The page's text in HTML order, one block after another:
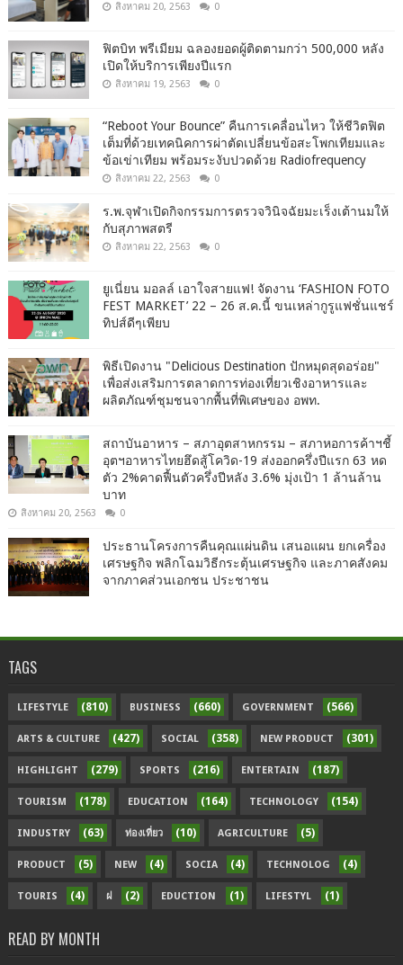
สิงหาคม 20, 2563 0
ฟิตบิท พรีเมียม ฉลองยอดผู้ติดตามกว่า 500,000 หลัง
เปิดให้บริการเพียงปีแรก
สิงหาคม 19, 2563 0
“Reboot Your Bounce” คืนการเคลื่อนไหว ให้ชีวิตฟิต
เต็มที่ด้วยเทคนิคการผ่าตัดเปลี่ยนข้อสะโพกเทียมและ
ข้อเข่าเทียม พร้อมระงับปวดด้วย Radiofrequency
สิงหาคม 22, 2563 0
ร.พ.จุฬาเปิดกิจกรรมการตรวจวินิจฉัยมะเร็งเต้านมให้
กับสุภาพสตรี
สิงหาคม 22, 2563 0
ยูเนี่ยน มอลล์ เอาใจสายแฟ! จัดงาน ‘FASHION FOTO
FEST MARKET’ 22 – 26 ส.ค.นี้ ขนเหล่ากูรูแฟชั่นแชร์
ทิปส์ดีๆเพียบ
พิธีเปิดงาน "Delicious Destination ปักหมุดสุดอร่อย"
เพื่อส่งเสริมการตลาดการท่องเที่ยวเชิงอาหารและ
ผลิตภัณฑ์ชุมชนจากพื้นที่พิเศษของ อพท.
สถาบันอาหาร – สภาอุตสาหกรรม – สภาหอการค้าฯชี้
อุตฯอาหารไทยฮึดสู้โควิด-19 ส่งออกครึ่งปีแรก 63 หด
ตัว 2%คาดฟื้นตัวครึ่งปีหลัง 3.6% มุ่งเป้า 1 ล้านล้าน
บาท
สิงหาคม 20, 2563 0
ประธานโครงการคืนคุณแผ่นดิน เสนอแผน ยกเครื่อง
เศรษฐกิจ พลิกโฉมวิธีกระตุ้นเศรษฐกิจ และภาคสังคม
จากภาคส่วนเอกชน ประชาชน
TAGS
LIFESTYLE (810) BUSINESS (660) GOVERNMENT (566)
ARTS & CULTURE (427) SOCIAL (358) NEW PRODUCT (301)
HIGHLIGHT (279) SPORTS (216) ENTERTAIN (187)
TOURISM (178) EDUCATION (164) TECHNOLOGY (154)
INDUSTRY (63) ท่องเที่ยว (10) AGRICULTURE (5)
PRODUCT (5) NEW (4) SOCIA (4) TECHNOLOG (4)
TOURIS (4) ฝ (2) EDUCTION (1) LIFESTYL (1)
READ BY MONTH